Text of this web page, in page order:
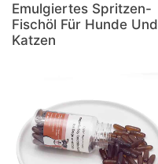
Emulgiertes Spritzen-
Fischöl Für Hunde Und
Katzen